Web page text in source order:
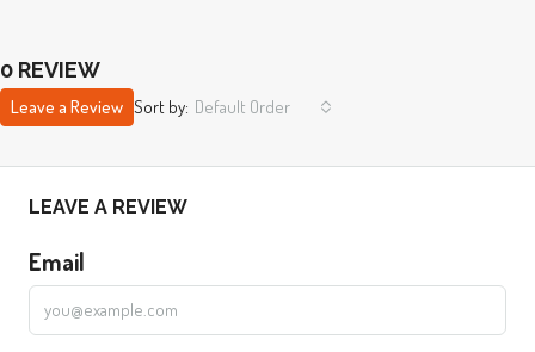
0 REVIEW
Sort by: Default Order
Leave a Review
LEAVE A REVIEW
Email